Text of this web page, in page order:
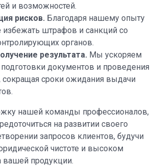
и возможностей.
рисков. Благодаря нашему опыту
штрафов и санкций со
органов.
результата. Мы ускоряем
документов и проведения
сокращая сроки ожидания выдачи
нашей команды профессионалов,
на развитии своего
запросов клиентов, будучи
чистоте и высоком
вашей продукции.